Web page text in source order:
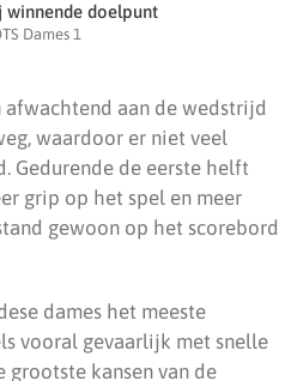
winnende doelpunt
Dames 1
aan de wedstrijd
waardoor er niet veel
Gedurende de eerste helft
grip op het spel en meer
gewoon op het scorebord
dames het meeste
vooral gevaarlijk met snelle
grootste kansen van de